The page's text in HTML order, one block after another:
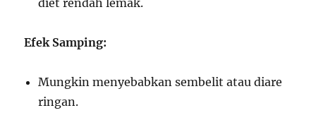
diet rendah lemak.
Efek Samping:
Mungkin menyebabkan sembelit atau diare
ringan.